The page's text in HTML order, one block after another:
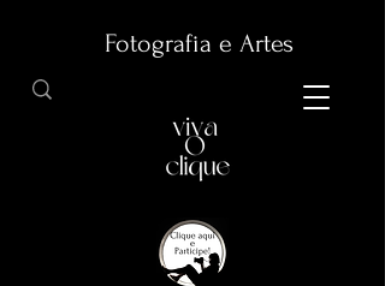
Fotografia e Artes